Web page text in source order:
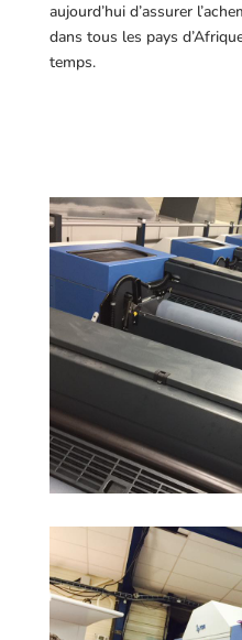
aujourd’hui d’assurer
dans tous les pays
temps.